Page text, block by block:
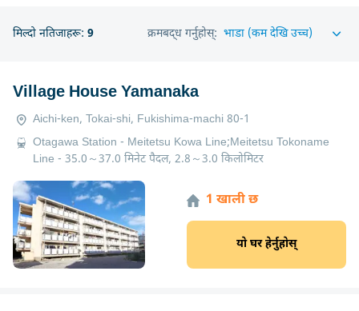
मिल्दो नतिजाहरू: 9 क्रमबद्ध गर्नुहोस्:
Village House Yamanaka
Aichi-ken, Tokai-shi, Fukishima-machi 80-1
Otagawa Station - Meitetsu Kowa Line;Meitetsu Tokoname
Line - 35.0～37.0 मिनेट पैदल, 2.8～3.0 किलोमिटर
1 खाली छ
यो घर हेर्नुहोस्